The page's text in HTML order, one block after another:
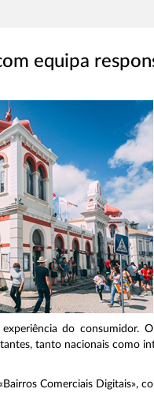
equipa
do
tanto nacionais como
Comerciais Digitais»,